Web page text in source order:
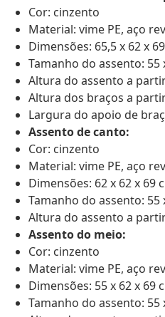
Cor: cinzento
Material: vime PE, aço
Dimensões: 65,5 x 62 x
Tamanho do assento: 55
Altura do assento a
Altura dos braços a
Largura do apoio de
Assento de canto:
Cor: cinzento
Material: vime PE, aço
Dimensões: 62 x 62 x 69
Tamanho do assento: 55
Altura do assento a
Assento do meio:
Cor: cinzento
Material: vime PE, aço
Dimensões: 55 x 62 x 69
Tamanho do assento: 55